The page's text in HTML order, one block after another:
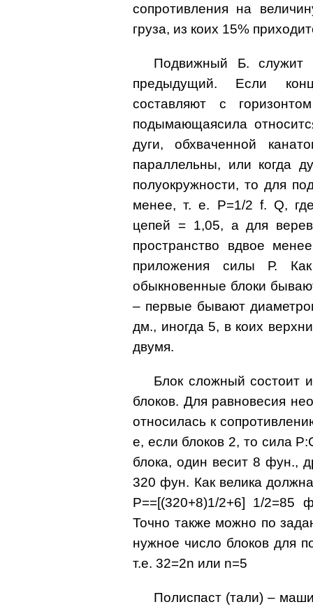
сопротивления на
груза, из коих 15%
Подвижный Б. служит
предыдущий. Если
составляют с
подымающаясила
дуги, обхваченной
параллельны, или когда
полуокружности, то для
менее, т. е. Р=1/2 f. Q,
цепей = 1,05, а для
пространство вдвое
приложения силы Р.
обыкновенные блоки
– первые бывают
дм., иногда 5, в коих
двумя.
Блок сложный состоит
блоков. Для равновесия
относилась к
е, если блоков 2, то сила
блока, один весит 8 фун.,
320 фун. Как велика
P==[(320+8)1/2+6] 1/2=85
Точно также можно по
нужное число блоков для
т.е. 32=2n или n=5
Полиспаст (тали) –